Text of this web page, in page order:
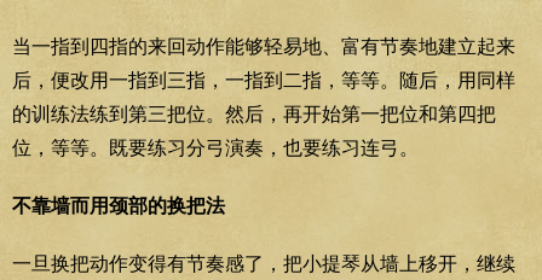
当一指到四指的来回动作能够轻易地、富有节奏地建立起来
后，便改用一指到三指，一指到二指，等等。随后，用同样
的训练法练到第三把位。然后，再开始第一把位和第四把
位，等等。既要练习分弓演奏，也要练习连弓。
不靠墙而用颈部的换把法
一旦换把动作变得有节奏感了，把小提琴从墙上移开，继续